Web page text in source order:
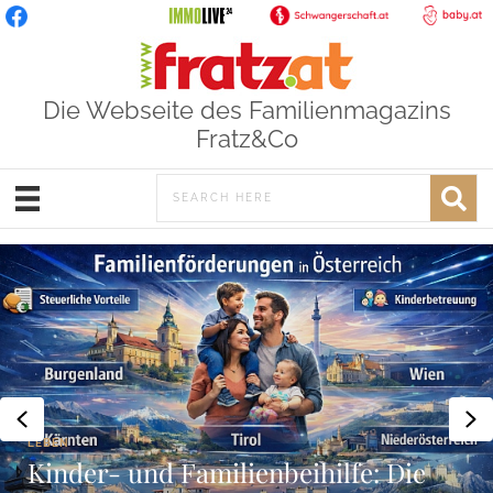
Die Webseite des Familienmagazins
Fratz&Co
LEBEN
Kinder- und Familienbeihilfe: Die
Previous